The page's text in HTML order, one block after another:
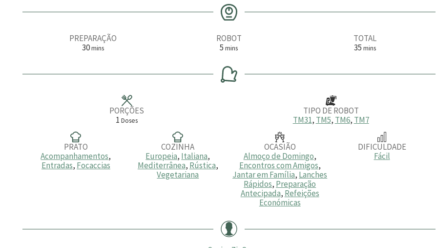
PREPARAÇÃO
30m
u
mins
ROBOT
5m
n
u
t
mins
TOTAL
35m
u
mins
PORÇÕES
1 Doses
TIPO DE ROBOT
TM31, TM5, TM6, TM7
PRATO
Acompanhamentos,
Entradas, Focaccias
COZINHA
Europeia, Italiana,
Mediterrânea, Rústica,
Vegetariana
OCASIÃO
Almoço de Domingo,
Encontros com Amigos,
Jantar em Família, Lanches
Rápidos, Preparação
Antecipada, Refeições
Económicas
DIFICULDADE
Fácil